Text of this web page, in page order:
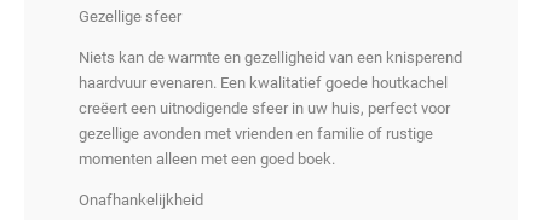
Gezellige sfeer
Niets kan de warmte en gezelligheid van een knisperend
haardvuur evenaren. Een kwalitatief goede houtkachel
creëert een uitnodigende sfeer in uw huis, perfect voor
gezellige avonden met vrienden en familie of rustige
momenten alleen met een goed boek.
Onafhankelijkheid